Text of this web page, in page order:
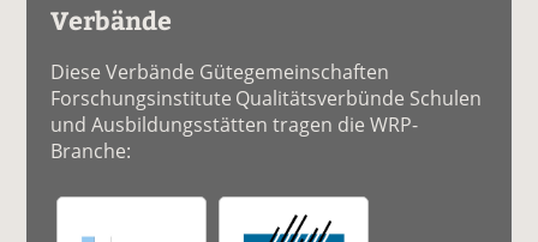
Verbände
Diese Verbände Gütegemeinschaften
Forschungsinstitute Qualitätsverbünde Schulen
und Ausbildungsstätten tragen die WRP-
Branche: